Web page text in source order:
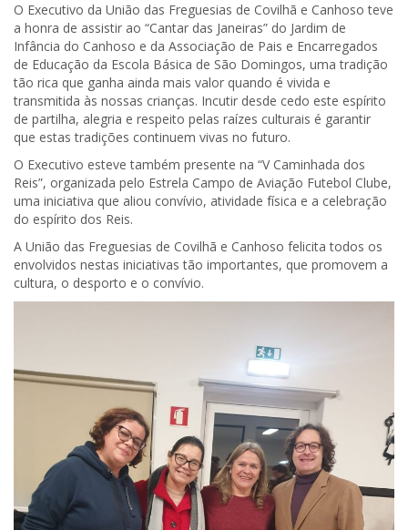
O Executivo da União das Freguesias de Covilhã e Canhoso teve
a honra de assistir ao “Cantar das Janeiras” do Jardim de
Infância do Canhoso e da Associação de Pais e Encarregados
de Educação da Escola Básica de São Domingos, uma tradição
tão rica que ganha ainda mais valor quando é vivida e
transmitida às nossas crianças. Incutir desde cedo este espírito
de partilha, alegria e respeito pelas raízes culturais é garantir
que estas tradições continuem vivas no futuro.
O Executivo esteve também presente na “V Caminhada dos
Reis”, organizada pelo Estrela Campo de Aviação Futebol Clube,
uma iniciativa que aliou convívio, atividade física e a celebração
do espírito dos Reis.
A União das Freguesias de Covilhã e Canhoso felicita todos os
envolvidos nestas iniciativas tão importantes, que promovem a
cultura, o desporto e o convívio.